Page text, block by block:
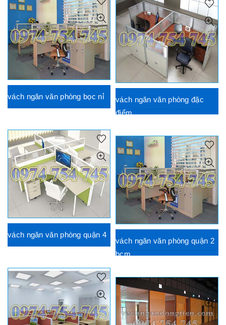
vách ngăn văn phòng bọc nỉ
vách ngăn văn phòng đặc
điểm
vách ngăn văn phòng quận 4
vách ngăn văn phòng quận 2
hcm